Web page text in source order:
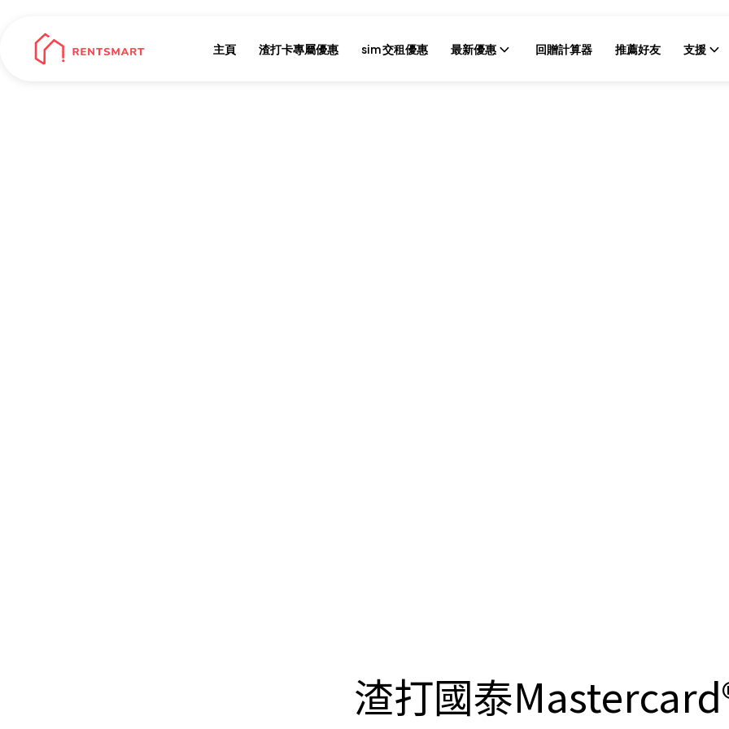
主頁 渣打卡專屬優惠 sim 交租優惠 最新優惠 回贈計算器 推薦好友 支援
渣打國泰